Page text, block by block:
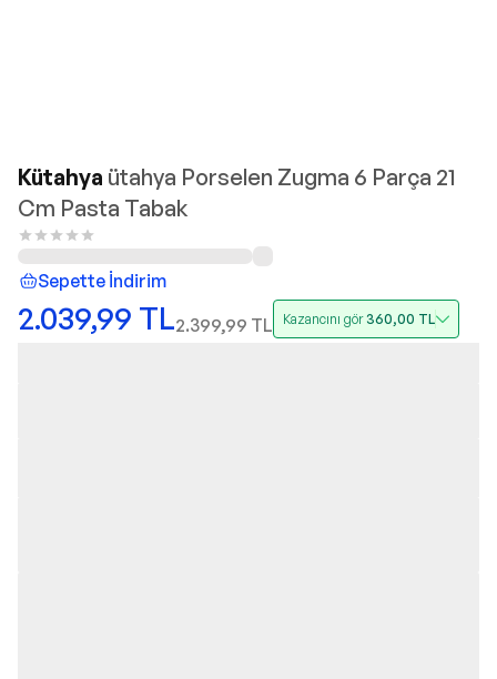
Kütahya ütahya Porselen Zugma 6 Parça 21
Cm Pasta Tabak
Sepette İndirim
2.039,99 TL2.399,99 TL Kazancını gör360,00 TL